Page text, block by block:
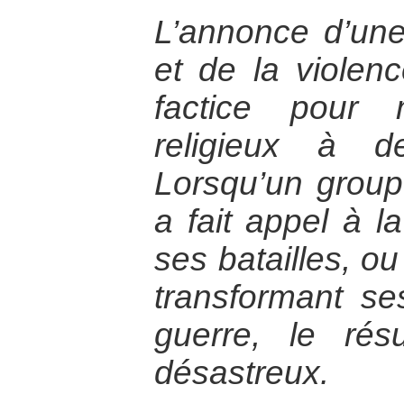
L’annonce
et de la
factice pour
religieux à
Lorsqu’un
a fait appel à
ses batailles,
transformant
guerre, le
désastreux.